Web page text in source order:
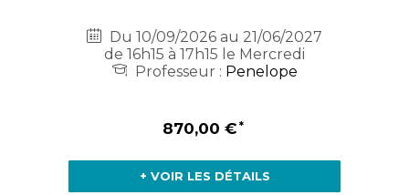
Du 10/09/2026 au 21/06/2027
de 16h15 à 17h15 le Mercredi
Professeur : Penelope
870,00 €
+ VOIR LES DÉTAILS